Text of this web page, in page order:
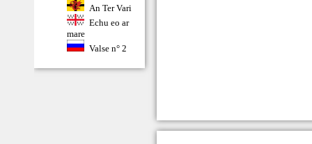
An Ter Vari
Echu eo ar
mare
Valse n° 2